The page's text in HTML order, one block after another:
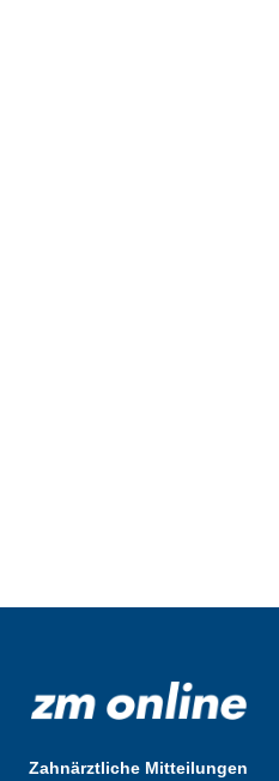
Zahnärztliche Mitteilungen